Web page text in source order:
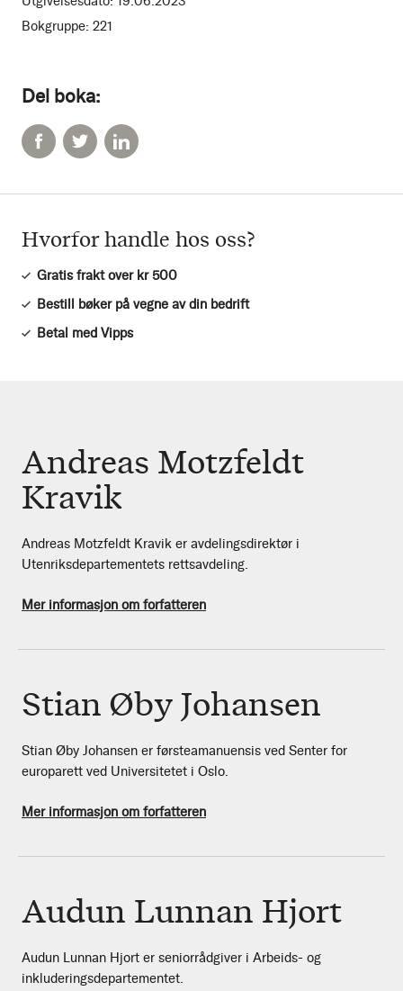
Del boka:
Bokgruppe: 221
Hvorfor handle hos oss?
Gratis frakt over kr 500
Bestill bøker på vegne av din bedrift
Betal med Vipps
Andreas Motzfeldt
Kravik
Andreas Motzfeldt Kravik er avdelingsdirektør i
Utenriksdepartementets rettsavdeling.
Mer informasjon om forfatteren
Stian Øby Johansen
Stian Øby Johansen er førsteamanuensis ved Senter for
europarett ved Universitetet i Oslo.
Mer informasjon om forfatteren
Audun Lunnan Hjort
Audun Lunnan Hjort er seniorrådgiver i Arbeids- og
inkluderingsdepartementet.